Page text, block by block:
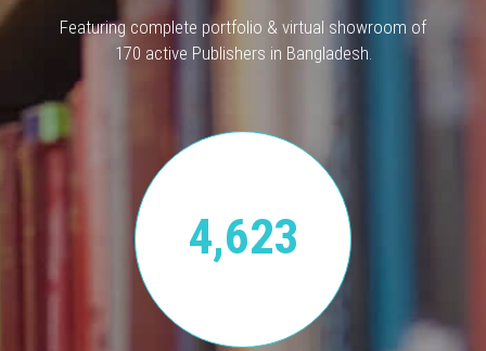
Featuring complete portfolio & virtual showroom of
170 active Publishers in Bangladesh.
4,623